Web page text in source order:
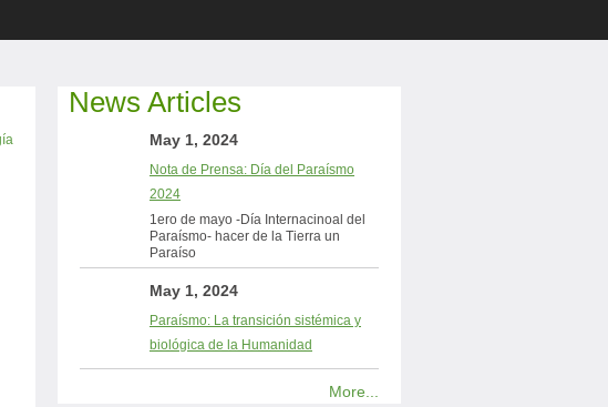
News Articles
May 1, 2024
Nota de Prensa: Día del Paraísmo
2024
1ero de mayo -Día Internacinoal del
Paraísmo- hacer de la Tierra un
Paraíso
May 1, 2024
Paraísmo: La transición sistémica y
biológica de la Humanidad
More...